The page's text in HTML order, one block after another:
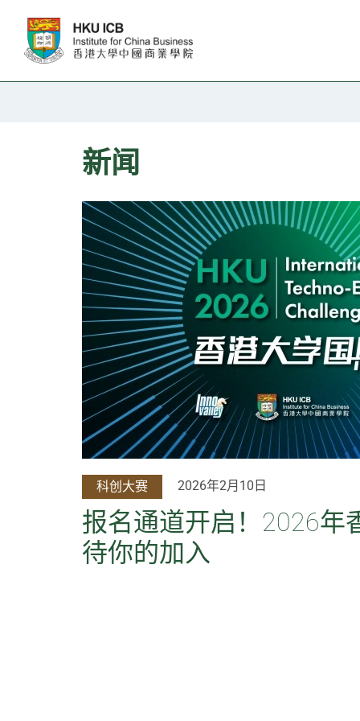
新闻
科创大赛 2026年2月10日
报名通道开启！2026年
待你的加入